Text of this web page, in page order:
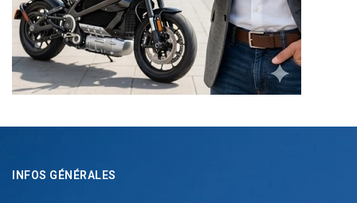
INFOS GÉNÉRALES